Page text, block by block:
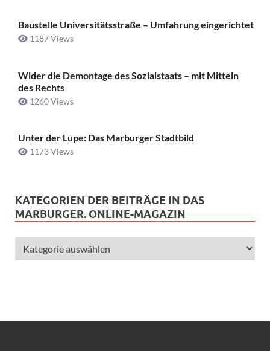
Baustelle Universitätsstraße ­– Umfahrung eingerichtet
1187 Views
Wider die Demontage des Sozialstaats – mit Mitteln
des Rechts
1260 Views
Unter der Lupe: Das Marburger Stadtbild
1173 Views
KATEGORIEN DER BEITRÄGE IN DAS
MARBURGER. ONLINE-MAGAZIN